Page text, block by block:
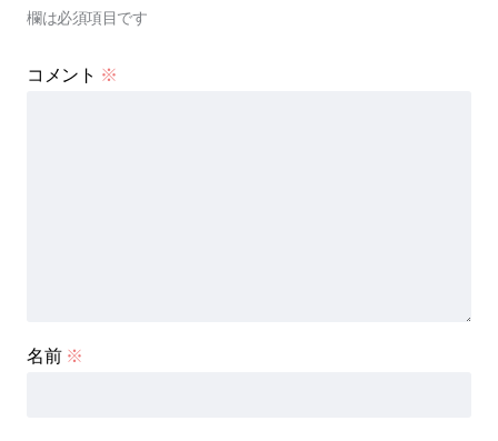
欄は必須項目です
コメント ※
名前 ※